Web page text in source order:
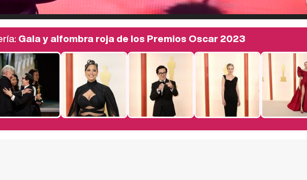
Gala y alfombra roja de los Premios Oscar 2023